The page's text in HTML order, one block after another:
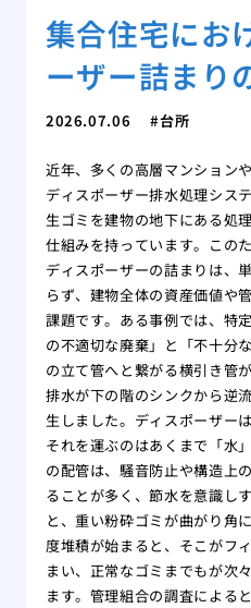
集合住宅にお
ーザー詰まり
2026.07.06 台所
近年、多くの高層マンション
ディスポーザー排水処理シス
生ゴミを建物の地下にある処
仕組みを持っています。この
ディスポーザーの詰まりは、
らず、建物全体の資産価値や
課題です。ある事例では、特
の不適切な廃棄」と「不十分
の立て管へと繋がる横引き管
排水が下の階のシンクから逆
生しました。ディスポーザー
それを運ぶのはあくまで「水
の配管は、騒音防止や構造上
ることが多く、節水を意識し
と、重い粉砕ゴミが曲がり角
度堆積が始まると、そこがフ
まい、正常なゴミまでもが次
ます。管理組合の調査による